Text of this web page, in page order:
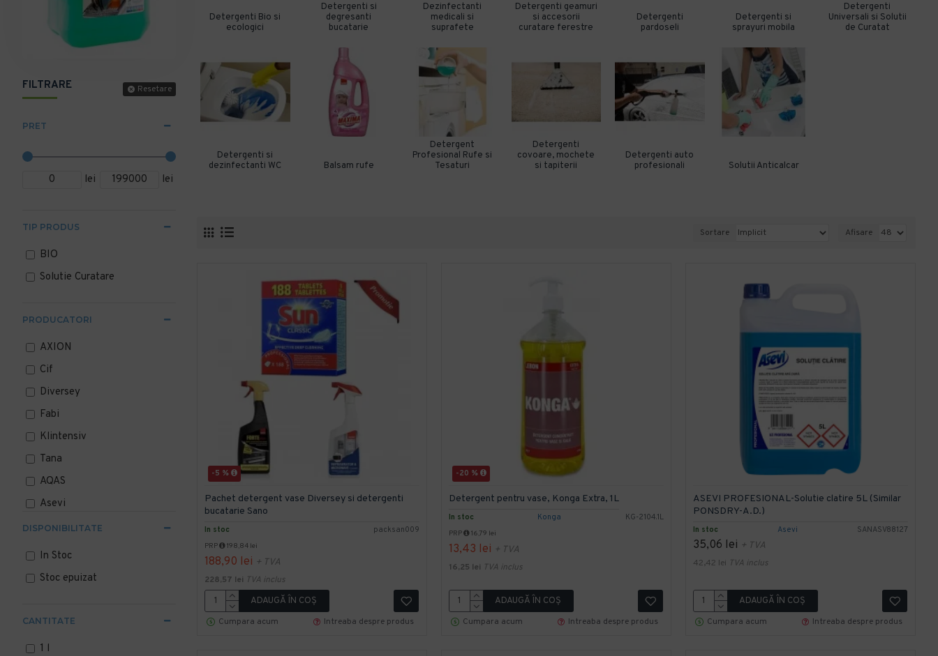
FILTRARE Resetare
PRET
lei lei
PRODUCATORI
AXION
Cif
Diversey
Fabi
Klintensiv
Tana
AQAS
Asevi
Biolu
EcoLab
Fairy
Green Care
CANTITATE
1 l
TIP PRODUS
BIO
Solutie Curatare
DISPONIBILITATE
In Stoc
Stoc epuizat
Detergenti Bio si
ecologici
Detergenti si
degresanti
bucatarie
Dezinfectanti
medicali si
suprafete
Detergenti geamuri
si accesorii
curatare ferestre
Detergenti
pardoseli
Detergenti si
sprayuri mobila
Detergenti
Universali si Solutii
de Curatat
Detergenti si
dezinfectanti WC
Balsam rufe
Detergent
Profesional Rufe si
Tesaturi
Detergenti
covoare, mochete
si tapiterii
Detergenti auto
profesionali
Solutii Anticalcar
Sortare Afisare
-5 %
In stoc packsan009
Pachet detergent vase Diversey si detergenti
bucatarie Sano
PRP 198,84 lei
188,90 lei + TVA
228,57 lei TVA inclus
ADAUGĂ ÎN COŞ
Cumpara acum
Intreaba despre produs
-20 %
In stoc Konga KG-2104.1L
Detergent pentru vase, Konga Extra, 1L
PRP 16,79 lei
13,43 lei + TVA
16,25 lei TVA inclus
ADAUGĂ ÎN COŞ
Cumpara acum
Intreaba despre produs
In stoc Asevi SANASV88127
ASEVI PROFESIONAL-Solutie clatire 5L (Similar
PONSDRY-A.D.)
35,06 lei + TVA
42,42 lei TVA inclus
ADAUGĂ ÎN COŞ
Cumpara acum
Intreaba despre produs